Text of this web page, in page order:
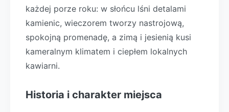
każdej porze roku: w słońcu lśni detalami
kamienic, wieczorem tworzy nastrojową,
spokojną promenadę, a zimą i jesienią kusi
kameralnym klimatem i ciepłem lokalnych
kawiarni.
Historia i charakter miejsca